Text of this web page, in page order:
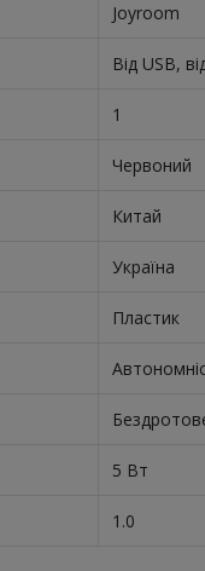
Joyroom
Від USB,
1
Червоний
Китай
Україна
Пластик
5 Вт
1.0